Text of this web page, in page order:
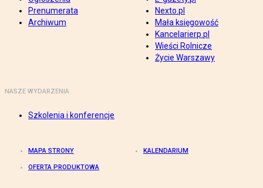
Prenumerata
Archiwum
Nexto.pl
Mała księgowość
Kancelarierp.pl
Wieści Rolnicze
Życie Warszawy
NASZE WYDARZENIA
Szkolenia i konferencje
MAPA STRONY KALENDARIUM
OFERTA PRODUKTOWA